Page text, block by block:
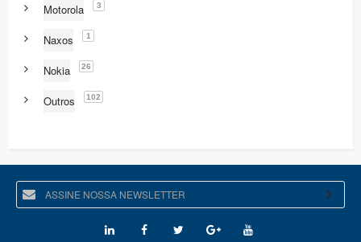
Motorola 3
Naxos 1
Nokia 26
Outros 102